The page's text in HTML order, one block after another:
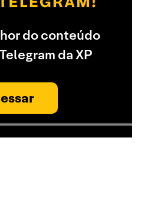
do conteúdo
da XP